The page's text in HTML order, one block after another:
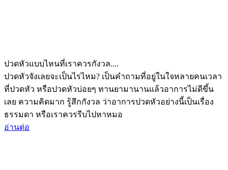
ปวดหัวแบบไหนที่เราควรกังวล....
ปวดหัวจังเลยจะเป็นไรไหม? เป็นคำถามที่อยู่ในใจหลายคนเวลา
ที่ปวดหัว หรือปวดหัวบ่อยๆ ทานยามานานแล้วอาการไม่ดีขึ้น
เลย ความคิดมาก รู้สึกกังวล ว่าอาการปวดหัวอย่างนี้เป็นเรื่อง
ธรรมดา หรือเราควรรีบไปหาหมอ
อ่านต่อ